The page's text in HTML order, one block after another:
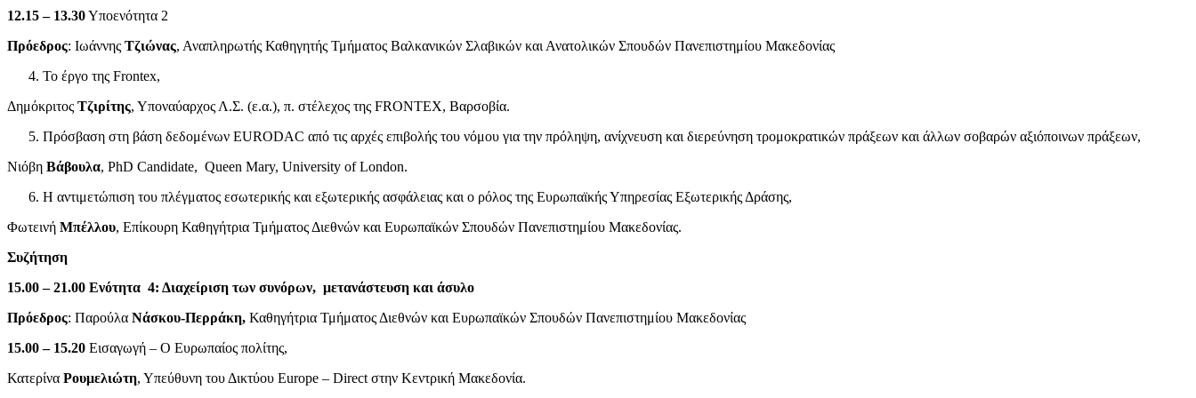
12.15 – 13.30Υποενότητα 2
Πρόεδρος: Ιωάννης Τζιώνας, Αναπληρωτής Καθηγητής Τμήματος Βαλκανικών Σλαβικών και Ανατολικών Σπουδών Πανεπιστημίου Μακεδονίας
Το έργο της Frontex,
Δημόκριτος Τζιρίτης, Υποναύαρχος Λ.Σ. (ε.α.), π. στέλεχος της FRONTEX, Βαρσοβία.
Πρόσβαση στη βάση δεδομένων EURODAC από τις αρχές επιβολής του νόμου για την πρόληψη, ανίχνευση και διερεύνηση τρομοκρατικών πράξεων και άλλων σοβαρών αξιόποινων πράξεων,
Νιόβη Βάβουλα, PhD Candidate, Queen Mary, University of London.
Η αντιμετώπιση του πλέγματος εσωτερικής και εξωτερικής ασφάλειας και ο ρόλος της Ευρωπαϊκής Υπηρεσίας Εξωτερικής Δράσης,
Φωτεινή Μπέλλου, Επίκουρη Καθηγήτρια Τμήματος Διεθνών και Ευρωπαϊκών Σπουδών Πανεπιστημίου Μακεδονίας.
Συζήτηση
15.00 – 21.00 Ενότητα 4: Διαχείριση των συνόρων, μετανάστευση και άσυλο
Πρόεδρος: Παρούλα Νάσκου-Περράκη, Καθηγήτρια Τμήματος Διεθνών και Ευρωπαϊκών Σπουδών Πανεπιστημίου Μακεδονίας
15.00 – 15.20 Εισαγωγή – Ο Ευρωπαίος πολίτης,
Κατερίνα Ρουμελιώτη, Υπεύθυνη του Δικτύου Europe – Direct στην Κεντρική Μακεδονία.